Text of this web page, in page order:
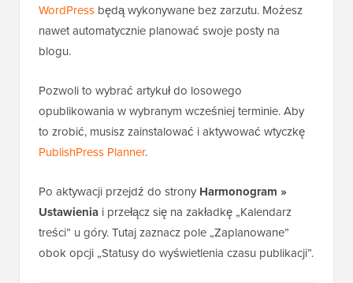
WordPress będą wykonywane bez zarzutu. Możesz
nawet automatycznie planować swoje posty na
blogu.
Pozwoli to wybrać artykuł do losowego
opublikowania w wybranym wcześniej terminie. Aby
to zrobić, musisz zainstalować i aktywować wtyczkę
PublishPress Planner.
Po aktywacji przejdź do strony Harmonogram »
Ustawienia i przełącz się na zakładkę „Kalendarz
treści” u góry. Tutaj zaznacz pole „Zaplanowane”
obok opcji „Statusy do wyświetlenia czasu publikacji”.